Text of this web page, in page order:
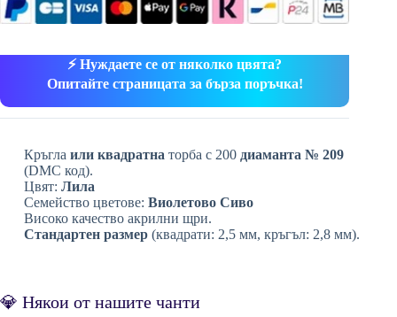
⚡ Нуждаете се от няколко цвята?
Опитайте страницата за бърза поръчка!
Кръгла или квадратна торба с 200 диаманта № 209
(DMC код).
Цвят: Лила
Семейство цветове: Виолетово Сиво
Високо качество акрилни щри.
Стандартен размер(квадрати: 2,5 мм, кръгъл: 2,8 мм).
💎 Някои от нашите чанти